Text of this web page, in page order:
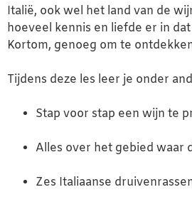
Italië, ook wel het land van de
hoeveel kennis en liefde er in
Kortom, genoeg om te
Tijdens deze les leer je onder
Stap voor stap een wijn te
Alles over het gebied waar
Zes Italiaanse